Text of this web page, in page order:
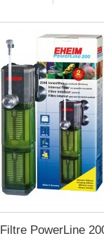
Filtre PowerLine